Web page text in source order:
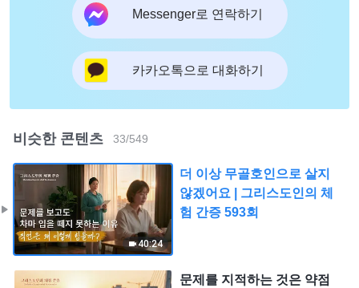
Messenger로 연락하기
카카오톡으로 대화하기
비슷한 콘텐츠 33/549
40:24
더 이상 무골호인으로 살지
않겠어요 | 그리스도인의 체
험 간증 593회
문제를 지적하는 것은 약점